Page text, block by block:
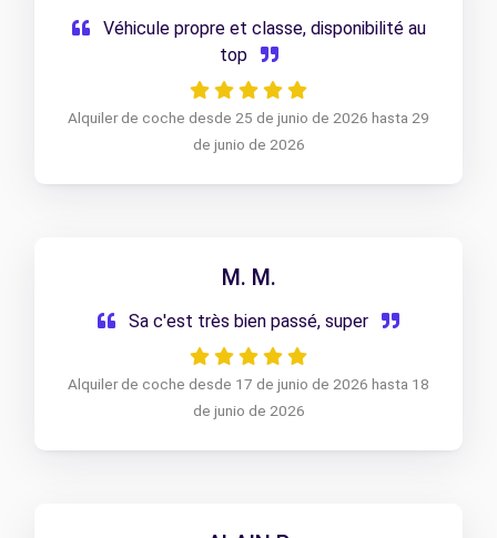
Véhicule propre et classe, disponibilité au
top
Alquiler de coche desde 25 de junio de 2026 hasta 29
de junio de 2026
M. M.
Sa c'est très bien passé, super
Alquiler de coche desde 17 de junio de 2026 hasta 18
de junio de 2026